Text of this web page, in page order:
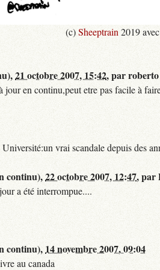
(c)Sheeptrain 2019
21 octobre 2007, 15:42,parroberto
jour en continu,peut etre pas facile à
vrai scandale depuis des
continu),22 octobre 2007, 12:47,par
a été interrompue....
continu), 14 novembre 2007, 09:04
au canada